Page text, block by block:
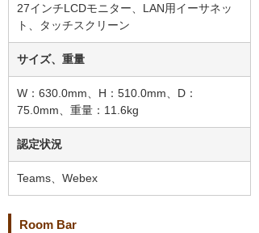
27インチLCDモニター、LAN用イーサネッ
ト、タッチスクリーン
サイズ、重量
W：630.0mm、H：510.0mm、D：
75.0mm、重量：11.6kg
認定状況
Teams、Webex
Room Bar